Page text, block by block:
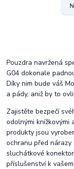
Pouzdra navržená
G04 dokonale
Díky nim bude váš
a pády, aniž by to
Zajistěte bezpečí
odolnými knížkovými
produkty jsou
ochranu před nárazy
sluchátkové
příslušenství k